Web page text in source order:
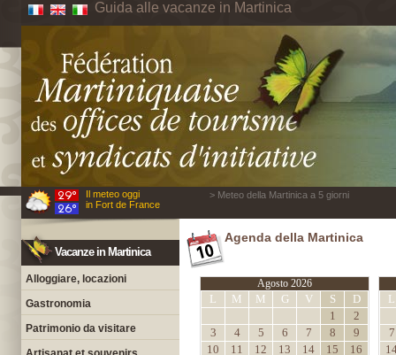
Guida alle vacanze in Martinica
Il meteo oggi
in Fort de France
> Meteo della Martinica a 5 giorni
Vacanze in Martinica
Alloggiare, locazioni
Gastronomia
Patrimonio da visitare
Agenda della Martinica
Agosto 2026
L M M G V S
D
1
2
3
4 5 6 7 8
9
10
11 12 13 14 15
16
L
7